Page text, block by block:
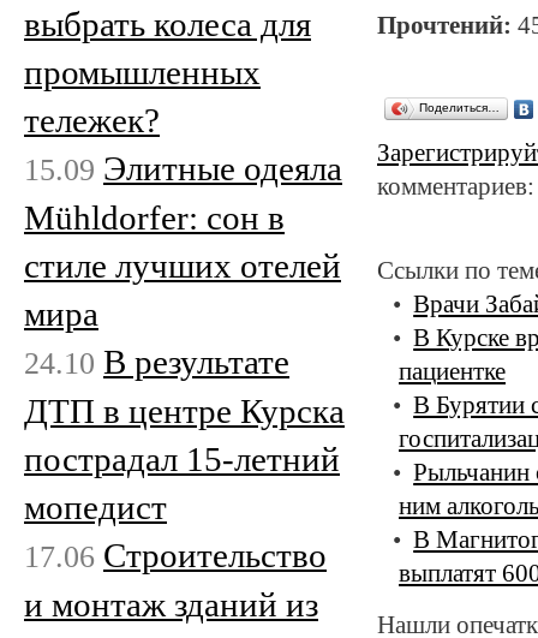
Прочтений:
Поделиться…
Ссылки по
Врачи
В Курске
пациентке
В Бурятии
Рыльчанин
ним
В
выплатят
Нашли
выбрать колеса для
промышленных
тележек?
15.09 Элитные одеяла
Mühldorfer: сон в
стиле лучших отелей
мира
24.10 В результате
ДТП в центре Курска
пострадал 15-летний
мопедист
17.06 Строительство
и монтаж зданий из